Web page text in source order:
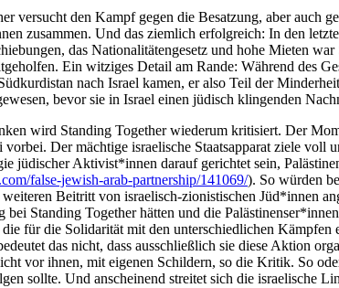
versucht den Kampf gegen die Besatzung, aber
zusammen. Und das ziemlich erfolgreich: In den
das Nationalitätengesetz und hohe Mieten
Ein witziges Detail am Rande: Während des
nach Israel kamen, er also Teil der
bevor sie in Israel einen jüdisch klingenden
wird Standing Together wiederum kritisiert. Der
vorbei. Der mächtige israelische Staatsapparat ziele voll
jüdischer Aktivist*innen darauf gerichtet sein,
false-jewish-arab-partnership/141069/). So würden
Beitritt von israelisch-zionistischen Jüd*innen
bei Standing Together hätten und die
für die Solidarität mit den unterschiedlichen
das nicht, dass ausschließlich sie diese Aktion
vor ihnen, mit eigenen Schildern, so die Kritik. So
sollte. Und anscheinend streitet sich die israelische